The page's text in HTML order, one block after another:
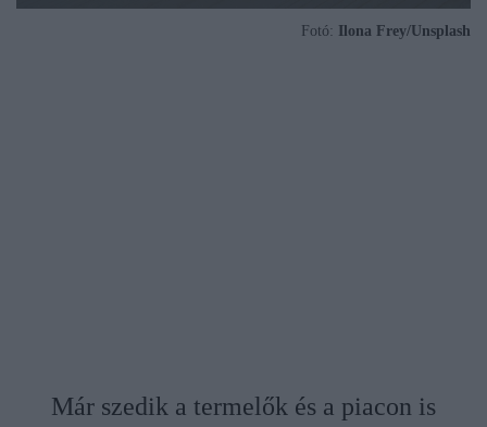
Fotó: Ilona Frey/Unsplash
Már szedik a termelők és a piacon is